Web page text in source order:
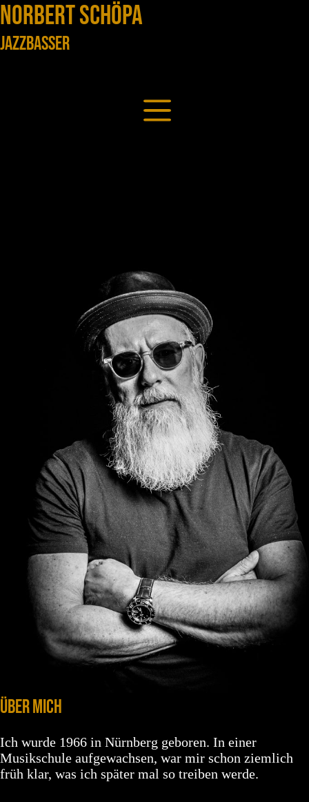
Zum
Inhalt
NORBERT SCHÖPA
JAZZBASSER
ÜBER MICH
Ich wurde 1966 in Nürnberg geboren. In einer
Musikschule aufgewachsen, war mir schon ziemlich
früh klar, was ich später mal so treiben werde.